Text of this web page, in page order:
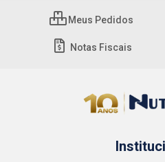
Meus Pedidos
Notas Fiscais